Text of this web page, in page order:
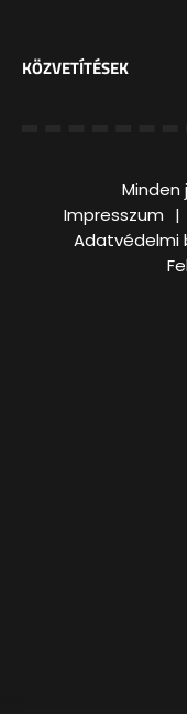
KÖZVETÍTÉSEK
Impresszum
Adatvédelmi